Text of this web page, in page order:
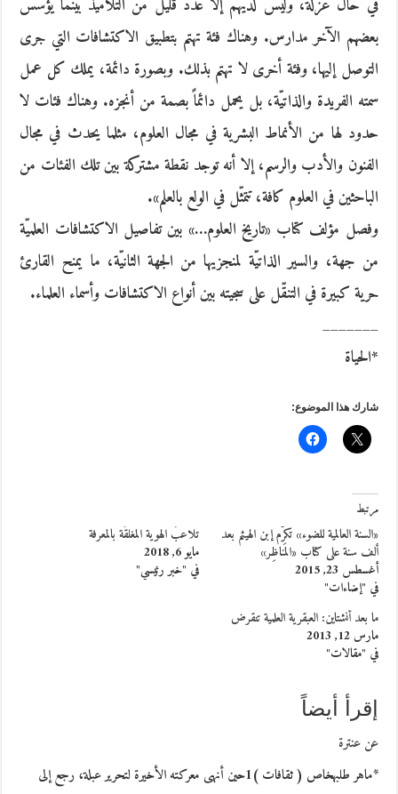
بعضهم الآخر مدارس. وهناك فئة تهتم بتطبيق الاكتشافات التي جرى
التوصل إليها، وفئة أخرى لا تهتم بذلك. وبصورة دائمة، يملك كل عمل
سمته الفريدة والذاتيّة، بل يحمل دائماً بصمة من أنجزه. وهناك فئات لا
حدود لها من الأنماط البشرية في مجال العلوم، مثلما يحدث في مجال
الفنون والأدب والرسم، إلا أنه توجد نقطة مشتركة بين تلك الفئات من
الباحثين في العلوم كافة، تتمثّل في الولع بالعلم».
وفصل مؤلف كتاب «تاريخ العلوم…» بين تفاصيل الاكتشافات العلميّة
من جهة، والسير الذاتيّة لمنجزيها من الجهة الثانيّة، ما يمنح القارئ
حرية كبيرة في التنقّل على سجيته بين أنواع الاكتشافات وأسماء العلماء.
_______
*الحياة
شارك هذا الموضوع:
مرتبط
«السنة العالمية للضوء» تكرّم إبن الهيثم بعد
ألف سنة على كتاب «المَناظِر»
أغسطس 23, 2015
في "إضاءات"
تلاعبُ الهوية المغلقَة بالمعرفة
مايو 6, 2018
في "خبر رئيسي"
ما بعد أنشتاين: العبقرية العلمية تنقرض
مارس 12, 2013
في "مقالات"
إقرأ أيضاً
عن عنترة
*ماهر طلبهخاص ( ثقافات )1حين أنهى معركته الأخيرة لتحرير عبلة، رجع إلى